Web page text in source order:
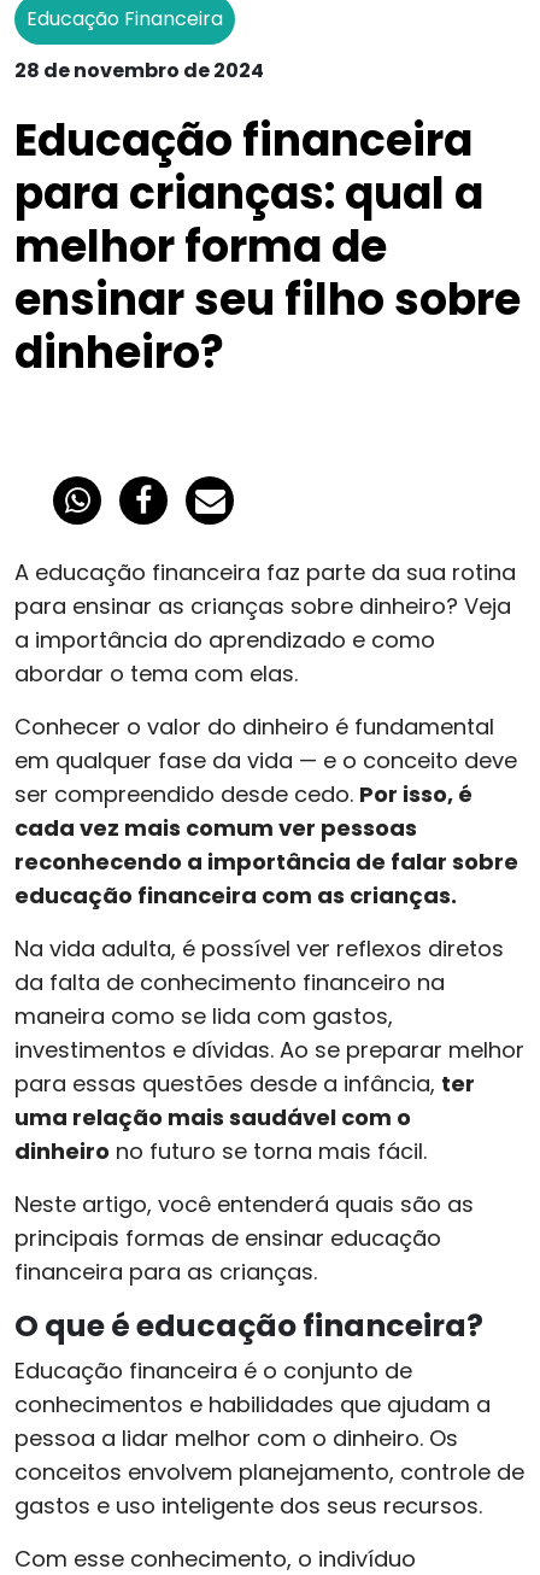
Educação Financeira
28 de novembro de 2024
Educação financeira
para crianças: qual a
melhor forma de
ensinar seu filho sobre
dinheiro?
A educação financeira faz parte da sua rotina
para ensinar as crianças sobre dinheiro? Veja
a importância do aprendizado e como
abordar o tema com elas.
Conhecer o valor do dinheiro é fundamental
em qualquer fase da vida — e o conceito deve
ser compreendido desde cedo. Por isso, é
cada vez mais comum ver pessoas
reconhecendo a importância de falar sobre
educação financeira com as crianças.
Na vida adulta, é possível ver reflexos diretos
da falta de conhecimento financeiro na
maneira como se lida com gastos,
investimentos e dívidas. Ao se preparar melhor
para essas questões desde a infância, ter
uma relação mais saudável com o
dinheiro no futuro se torna mais fácil.
Neste artigo, você entenderá quais são as
principais formas de ensinar educação
financeira para as crianças.
O que é educação financeira?
Educação financeira é o conjunto de
conhecimentos e habilidades que ajudam a
pessoa a lidar melhor com o dinheiro. Os
conceitos envolvem planejamento, controle de
gastos e uso inteligente dos seus recursos.
Com esse conhecimento, o indivíduo